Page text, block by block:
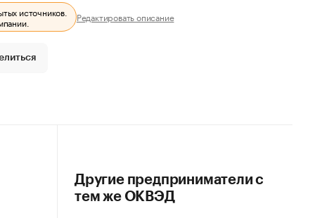
источников.
Редактировать описание
Другие предприниматели с
тем же ОКВЭД